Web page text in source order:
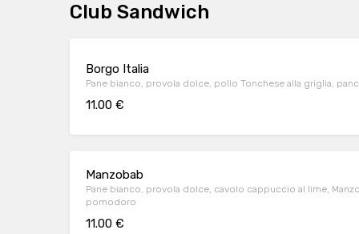
Club Sandwich
Borgo Italia
Pane bianco, provola dolce, pollo Tonchese alla griglia,
11.00 €
Manzobab
Pane bianco, provola dolce, cavolo cappuccio al lime,
pomodoro
11.00 €